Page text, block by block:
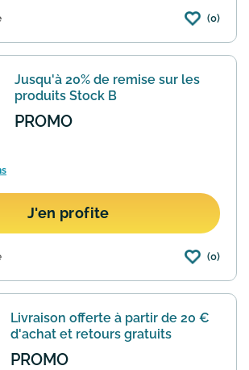
la section déstockage du site Bax
et instruments de musique en
série avec des remises allant
-60%.En savoir plus
(0)
Jusqu'à 20% de remise sur les
produits Stock B
PROMO
J'en profite
propose un rayon stock B
produits neufs dont l'emballage
qui présentent de... En savoir
(0)
Livraison offerte à partir de 20 €
d'achat et retours gratuits
PROMO